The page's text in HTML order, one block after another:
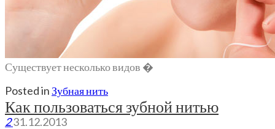
Существует несколько видов �
Posted inЗубная нить
Как пользоваться зубной нитью
231.12.2013